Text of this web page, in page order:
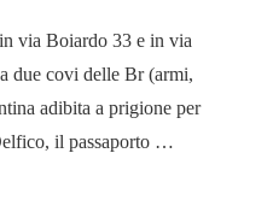
via Boiardo 33 e in via
due covi delle Br (armi,
adibita a prigione per
il passaporto …